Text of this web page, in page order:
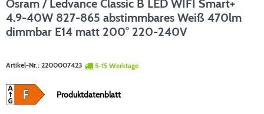
Osram / Ledvance Classic B LED WIFI Smart+
4.9-40W 827-865 abstimmbares Weiß 470lm
dimmbar E14 matt 200° 220-240V
Artikel-Nr.: 2200007423 5-15 Werktage
Produktdatenblatt